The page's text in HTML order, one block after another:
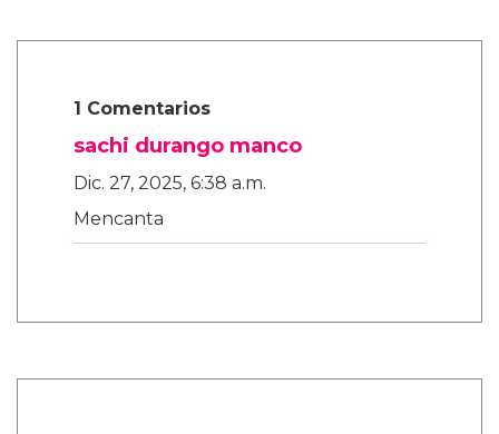
1 Comentarios
sachi durango manco
Dic. 27, 2025, 6:38 a.m.
Mencanta